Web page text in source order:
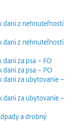
dani z nehnuteľností
dani z nehnuteľností
dani za psa – FO
dani za psa – PO
dani za ubytovanie –
dani za ubytovanie –
a drobný